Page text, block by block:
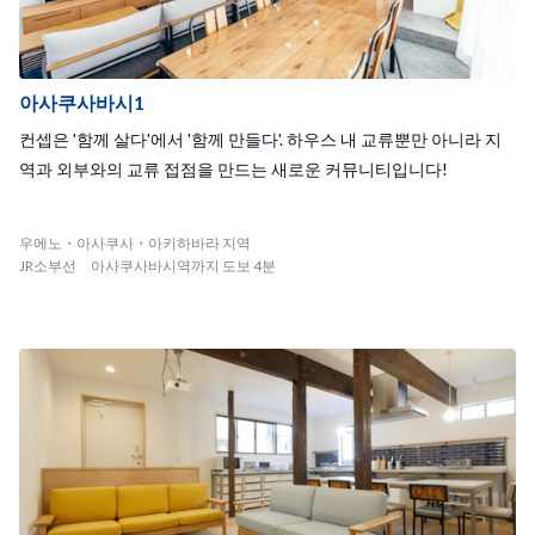
아사쿠사바시1
컨셉은 '함께 살다'에서 '함께 만들다'. 하우스 내 교류뿐만 아니라 지
역과 외부와의 교류 접점을 만드는 새로운 커뮤니티입니다!
우에노・아사쿠사・아키하바라 지역
JR소부선 아사쿠사바시역까지 도보 4분